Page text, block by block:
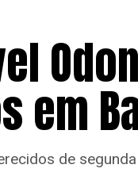
em
de